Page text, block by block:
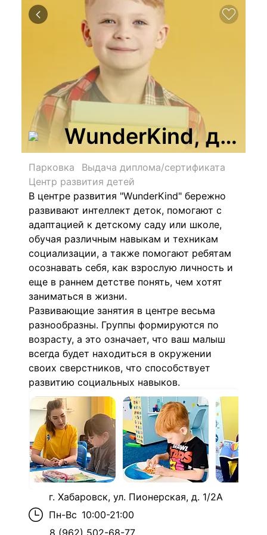
WunderKind,
Парковка
Выдача диплома/сертификата
Центр развития детей
В центре развития "WunderKind" бережно
развивают интеллект деток, помогают с
адаптацией к детскому саду или школе,
обучая различным навыкам и техникам
социализации, а также помогают ребятам
осознавать себя, как взрослую личность и
еще в раннем детстве понять, чем хотят
заниматься в жизни.
Развивающие занятия в центре весьма
разнообразны. Группы формируются по
возрасту, а это означает, что ваш малыш
всегда будет находиться в окружении
своих сверстников, что способствует
развитию социальных навыков.
г. Хабаровск, ул. Пионерская, д. 1/2А
Пн-Вс 10:00-21:00
8 (962) 502-68-77